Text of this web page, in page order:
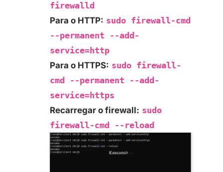
firewalld
Para o HTTP: sudo firewall-cmd
--permanent --add-
service=http
Para o HTTPS: sudo firewall-
cmd --permanent --add-
service=https
Recarregar o firewall: sudo
firewall-cmd --reload